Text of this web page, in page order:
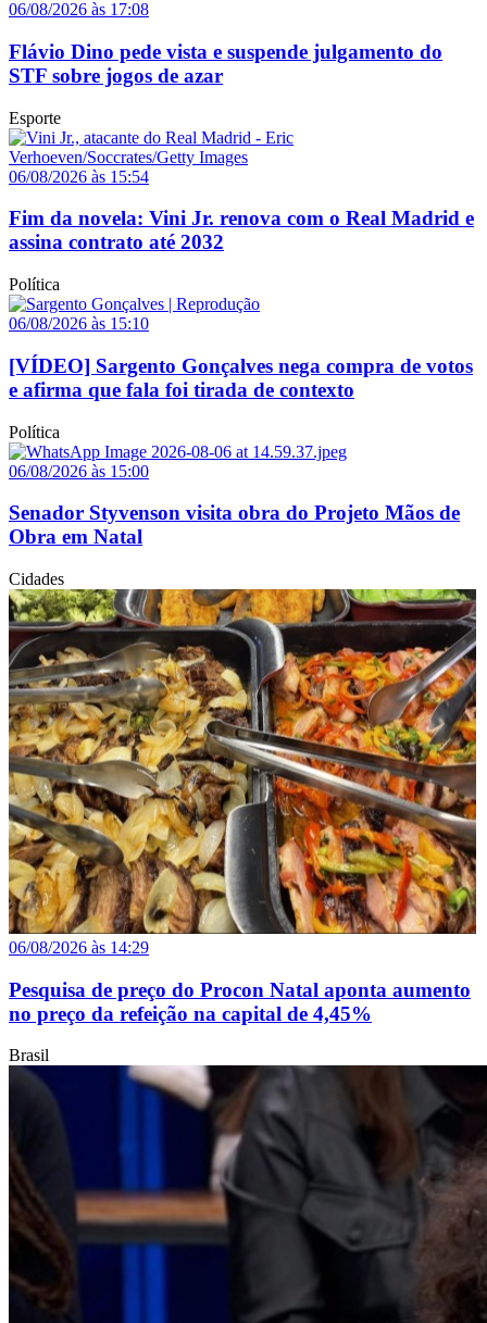
06/08/2026 às 17:08
Flávio Dino pede vista e suspende julgamento do
STF sobre jogos de azar
Esporte
06/08/2026 às 15:54
Fim da novela: Vini Jr. renova com o Real Madrid e
assina contrato até 2032
Política
06/08/2026 às 15:10
[VÍDEO] Sargento Gonçalves nega compra de votos
e afirma que fala foi tirada de contexto
Política
06/08/2026 às 15:00
Senador Styvenson visita obra do Projeto Mãos de
Obra em Natal
Cidades
06/08/2026 às 14:29
Pesquisa de preço do Procon Natal aponta aumento
no preço da refeição na capital de 4,45%
Brasil